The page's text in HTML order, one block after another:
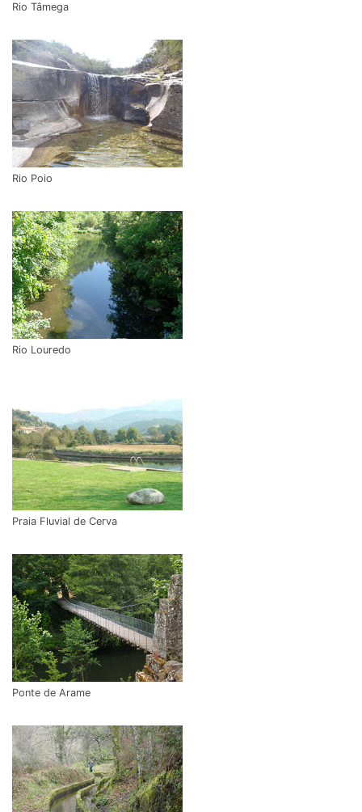
Rio Tâmega
Rio Poio
Rio Louredo
Praia Fluvial de Cerva
Ponte de Arame